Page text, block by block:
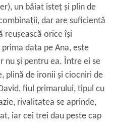
un băiat isteț și plin de
dar are suficientă
reușească orice își
data pe Ana, este
nu și pentru ea. Între ei se
plină de ironii și ciocniri de
fiul primarului, tipul cu
rivalitatea se aprinde,
iar cei trei dau peste cap